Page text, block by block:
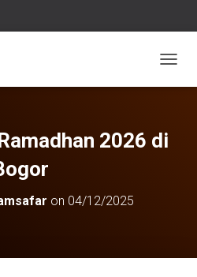
O
2026 di
on 04/12/2025